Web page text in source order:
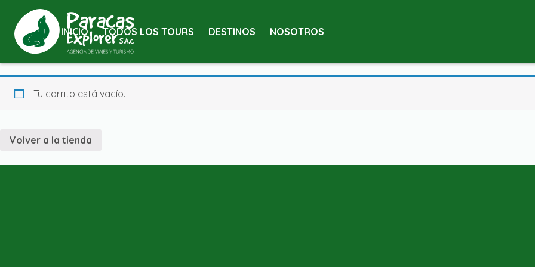
INICIO TODOS LOS TOURS DESTINOS NOSOTROS
Tu carrito está vacío.
Volver a la tienda